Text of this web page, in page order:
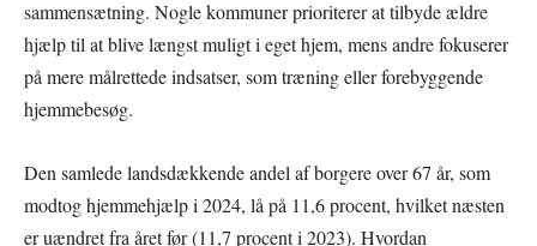
sammensætning. Nogle kommuner prioriterer at tilbyde ældre
hjælp til at blive længst muligt i eget hjem, mens andre fokuserer
på mere målrettede indsatser, som træning eller forebyggende
hjemmebesøg.
Den samlede landsdækkende andel af borgere over 67 år, som
modtog hjemmehjælp i 2024, lå på 11,6 procent, hvilket næsten
er uændret fra året før (11,7 procent i 2023). Hvordan